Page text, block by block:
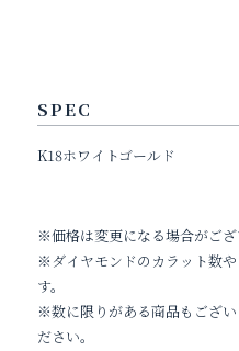
SPEC
K18ホワイトゴールド
※価格は変更になる場合がござ
※ダイヤモンドのカラット数
す。
※数に限りがある商品もござ
ださい。